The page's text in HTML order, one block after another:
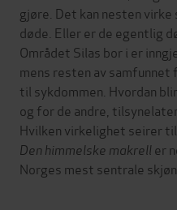
gjøre. Det kan nesten virke
døde. Eller er de egentlig
Området Silas bor i er
mens resten av samfunnet
til sykdommen. Hvordan
og for de andre,
Hvilken virkelighet seirer
Den himmelske makreller
Norges mest sentrale